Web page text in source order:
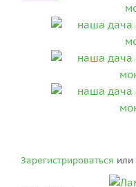
Зарегистрироваться или